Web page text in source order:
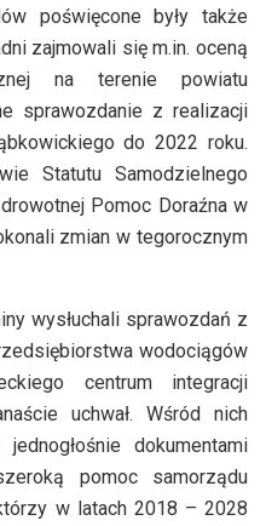
poświęcone były także
zajmowali się m.in. oceną
na terenie powiatu
sprawozdanie z realizacji
do 2022 roku.
Statutu Samodzielnego
Pomoc Doraźna w
zmian w tegorocznym
wysłuchali sprawozdań z
wodociągów
centrum integracji
uchwał. Wśród nich
dokumentami
pomoc samorządu
w latach 2018 – 2028